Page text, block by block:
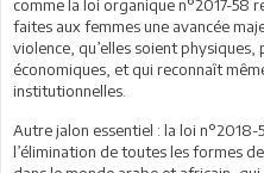
comme la loi organique n°2017-58
faites aux femmes une avancée
violence, qu’elles soient
économiques, et qui reconnaît
institutionnelles.
Autre jalon essentiel : la loi
l’élimination de toutes les formes